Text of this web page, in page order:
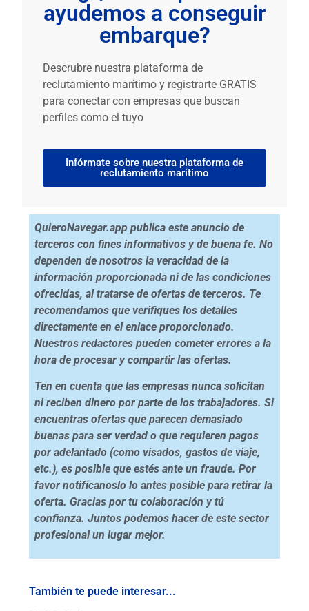
ayudemos a conseguir
embarque?
Descrubre nuestra plataforma de
reclutamiento marítimo y registrarte GRATIS
para conectar con empresas que buscan
perfiles como el tuyo
Infórmate sobre nuestra plataforma de
reclutamiento marítimo
QuieroNavegar.app publica este anuncio de
terceros con fines informativos y de buena fe. No
dependen de nosotros la veracidad de la
información proporcionada ni de las condiciones
ofrecidas, al tratarse de ofertas de terceros. Te
recomendamos que verifiques los detalles
directamente en el enlace proporcionado.
Nuestros redactores pueden cometer errores a la
hora de procesar y compartir las ofertas.
Ten en cuenta que las empresas nunca solicitan
ni reciben dinero por parte de los trabajadores. Si
encuentras ofertas que parecen demasiado
buenas para ser verdad o que requieren pagos
por adelantado (como visados, gastos de viaje,
etc.), es posible que estés ante un fraude. Por
favor notifícanoslo lo antes posible para retirar la
oferta. Gracias por tu colaboración y tú
confianza. Juntos podemos hacer de este sector
profesional un lugar mejor.
También te puede interesar...